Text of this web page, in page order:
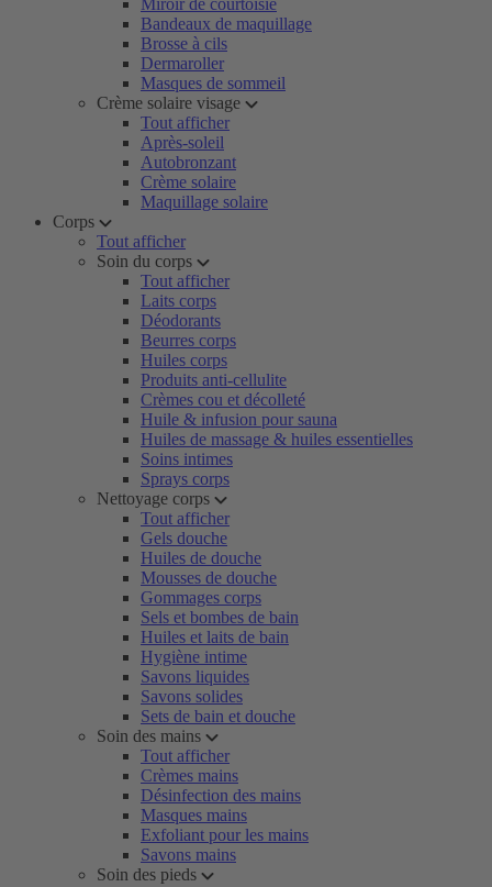
Miroir de courtoisie
Bandeaux de maquillage
Brosse à cils
Dermaroller
Masques de sommeil
Crème solaire visage
Tout afficher
Après-soleil
Autobronzant
Crème solaire
Maquillage solaire
Corps
Tout afficher
Soin du corps
Tout afficher
Laits corps
Déodorants
Beurres corps
Huiles corps
Produits anti-cellulite
Crèmes cou et décolleté
Huile & infusion pour sauna
Huiles de massage & huiles essentielles
Soins intimes
Sprays corps
Nettoyage corps
Tout afficher
Gels douche
Huiles de douche
Mousses de douche
Gommages corps
Sels et bombes de bain
Huiles et laits de bain
Hygiène intime
Savons liquides
Savons solides
Sets de bain et douche
Soin des mains
Tout afficher
Crèmes mains
Désinfection des mains
Masques mains
Exfoliant pour les mains
Savons mains
Soin des pieds